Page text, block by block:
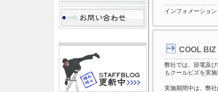
インフォメーション
COOL BIZ
弊社では、節電及
もクールビズを実
実施期間中は、弊